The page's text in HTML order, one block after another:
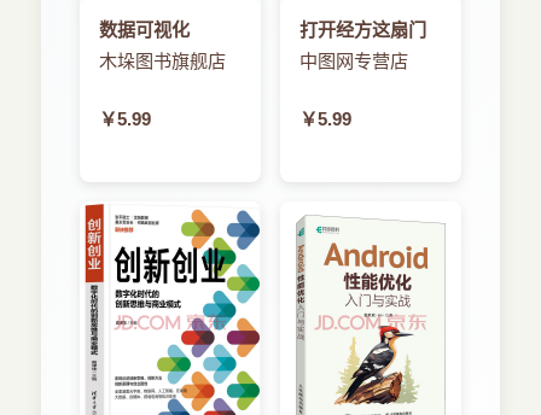
3.1.2 益智游戏
3.1.3 动作和街机游戏
3.1.5 创新
3.2.2 一个故事和一种艺术风格
3.2.3 画面和切换
3.3 代码：具体细节
3.3.1 应用程序和窗口管理
3.3.2 输入
3.3.3 文件i/o
3.3.4 音频
是很简单的。对于录制来说，就是实时地追踪声波
中的分子对空间的区域施加了多大的压力。播放录
并像我们录制它们时那样移动起来就可以了。
常可通过两种方式来录制：模拟或数字。在两种情
况下，声波通过某种麦克风来录制。麦克风一般由
一个薄膜组成，它将把推送进来的分子转换成某种
数字。而这些数字怎么被处理和存储正是模拟和数
字录制的差别所在。我们以数字方式操作为例看看
如何以数字方式录制。
数据可视化
木垛图书旗舰店
￥5.99
打开经方这扇门
中图网专营店
￥5.99